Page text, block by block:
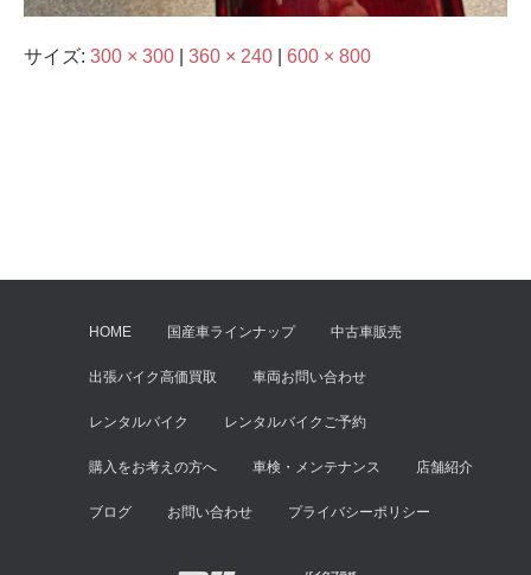
サイズ: 300 × 300 360 × 240 600 × 800
HOME 国産車ラインナップ 中古車販売
出張バイク高価買取 車両お問い合わせ
レンタルバイク レンタルバイクご予約
購入をお考えの方へ 車検・メンテナンス 店舗紹介
ブログ お問い合わせ プライバシーポリシー